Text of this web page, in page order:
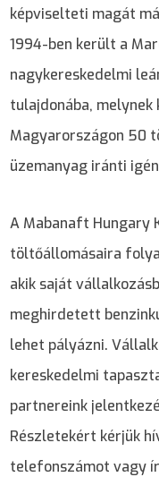
képviselteti magát
1994-ben került a
nagykereskedelmi
tulajdonába,
Magyarországon 50
üzemanyag iránti
A Mabanaft Hungary
töltőállomásaira
akik saját
meghirdetett
lehet pályázni.
kereskedelmi
partnereink
Részletekért kérjük
telefonszámot vagy